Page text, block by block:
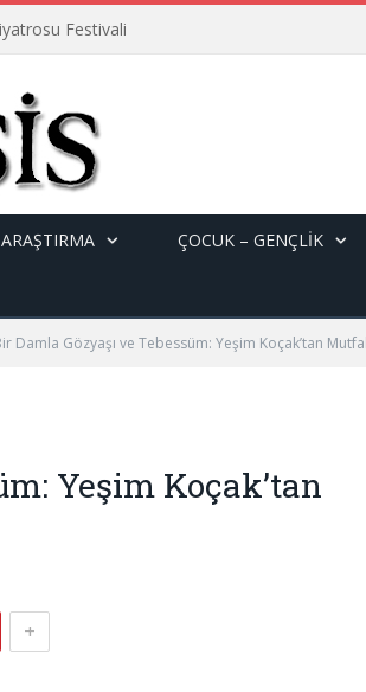
Festivali
ÇOCUK – GENÇLIK
Damla Gözyaşı ve Tebessüm: Yeşim Koçak’tan
Yeşim Koçak’tan
+